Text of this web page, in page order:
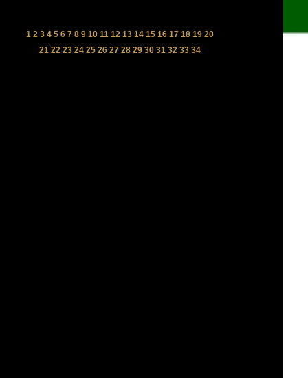
1234567891011121314151617181920
2122232425262728293031323334